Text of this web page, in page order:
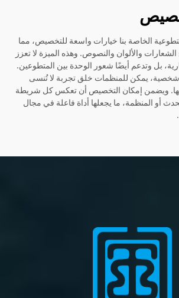
الخاصة بنا خيارات واسعة للتخصيص، مما
والألوان والنصوص. وهذه الميزة لا تعزز
بل وتدعم أيضًا شعور الوحدة بين المتطوعين.
يمكن للمنظمات خلق تجربة لا تُنسى
ويضمن إمكان التخصيص أن تعكس كل شريطة
أو المنظمة، ما يجعلها أداة فاعلة في مجال